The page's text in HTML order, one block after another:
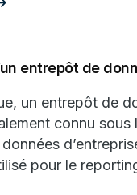
entrepôt de
un entrepôt de
connu sous
pour le